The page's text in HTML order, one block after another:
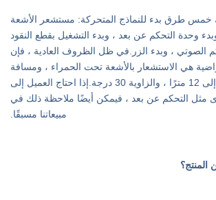
خمس طرق بدء للنماذج المتحركة: مستشعر الأشعة
وحدة التحكم عن بعد ، وبدء التشغيل بقطع النقود
الصوتي ، وبدء الزر.في ظل الظروف العادية ، فإن
هي الاستشعار بالأشعة تحت الحمراء ، ومسافة
الاستشعار من 8 إلى 12 مترًا ، والزاوية 30 درجة.إذا احتاج العميل إلى
مثل التحكم عن بعد ، فيمكن أيضًا ملاحظة ذلك في
مبيعاتنا مسبقًا.